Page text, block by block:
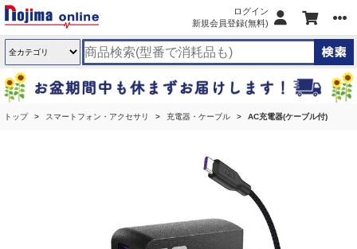
ログイン
新規会員登録(無料)
トップ スマートフォン・アクセサリ 充電器・ケーブル AC充電器(ケーブル付)